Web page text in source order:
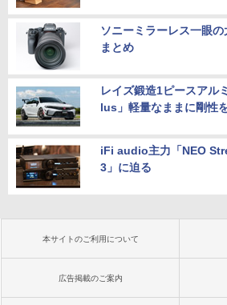
ソニーミラーレス一眼
まとめ
レイズ鍛造1ピースアル
lus」軽量なままに剛性
iFi audio主力「NEO
3」に迫る
本サイトのご利用について
広告掲載のご案内